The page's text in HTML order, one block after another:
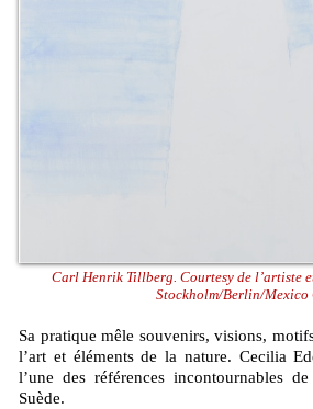
Carl Henrik Tillberg. Courtesy de l’artiste
Stockholm/Berlin/Mexico
Sa pratique mêle souvenirs, visions, motifs hérités de l’histoire de
l’art et éléments de la nature. Cecilia
l’une des références incontournables
Suède.